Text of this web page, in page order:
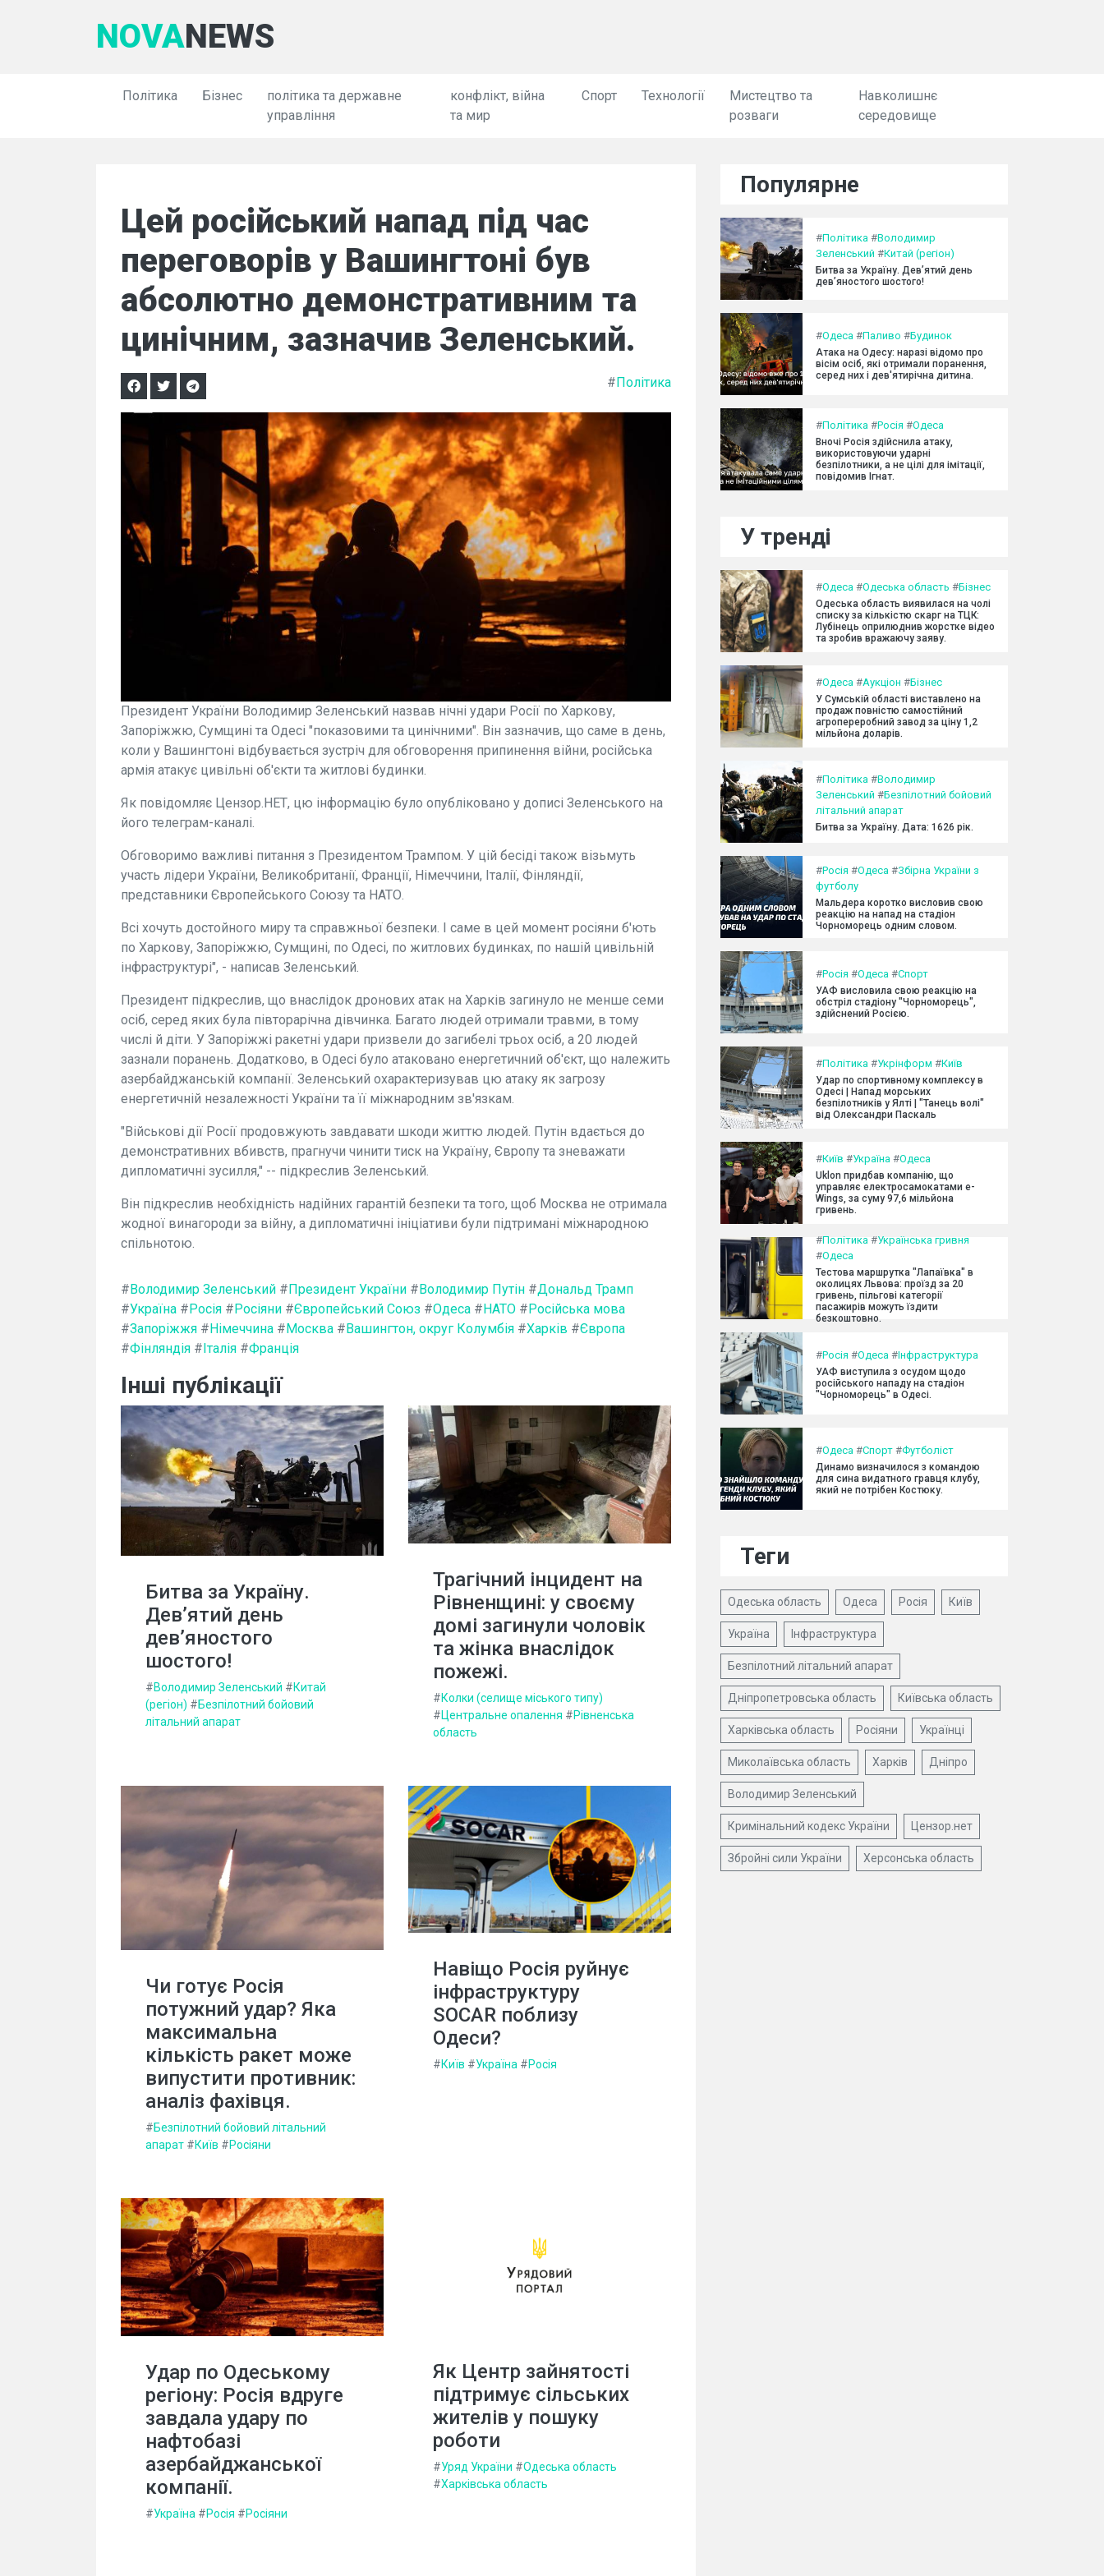
NOVANEWS
Політика Бізнес
політика та державне
управління
конфлікт, війна
та мир
Спорт Технології
Мистецтво та
розваги
Навколишнє
середовище
Цей російський напад під час
переговорів у Вашингтоні був
абсолютно демонстративним та
цинічним, зазначив Зеленський.
#Політика
Президент України Володимир Зеленський назвав нічні удари Росії по Харкову,
Запоріжжю, Сумщині та Одесі "показовими та цинічними". Він зазначив, що саме в день,
коли у Вашингтоні відбувається зустріч для обговорення припинення війни, російська
армія атакує цивільні об'єкти та житлові будинки.
Як повідомляє Цензор.НЕТ, цю інформацію було опубліковано у дописі Зеленського на
його телеграм-каналі.
Обговоримо важливі питання з Президентом Трампом. У цій бесіді також візьмуть
участь лідери України, Великобританії, Франції, Німеччини, Італії, Фінляндії,
представники Європейського Союзу та НАТО.
Всі хочуть достойного миру та справжньої безпеки. І саме в цей момент росіяни б'ють
по Харкову, Запоріжжю, Сумщині, по Одесі, по житлових будинках, по нашій цивільній
інфраструктурі", - написав Зеленський.
Президент підкреслив, що внаслідок дронових атак на Харків загинуло не менше семи
осіб, серед яких була півторарічна дівчинка. Багато людей отримали травми, в тому
числі й діти. У Запоріжжі ракетні удари призвели до загибелі трьох осіб, а 20 людей
зазнали поранень. Додатково, в Одесі було атаковано енергетичний об'єкт, що належить
азербайджанській компанії. Зеленський охарактеризував цю атаку як загрозу
енергетичній незалежності України та її міжнародним зв'язкам.
"Військові дії Росії продовжують завдавати шкоди життю людей. Путін вдається до
демонстративних вбивств, прагнучи чинити тиск на Україну, Європу та зневажати
дипломатичні зусилля," -- підкреслив Зеленський.
Він підкреслив необхідність надійних гарантій безпеки та того, щоб Москва не отримала
жодної винагороди за війну, а дипломатичні ініціативи були підтримані міжнародною
спільнотою.
#Володимир Зеленський #Президент України #Володимир Путін #Дональд Трамп
#Україна #Росія #Росіяни #Європейський Союз #Одеса #НАТО #Російська мова
#Запоріжжя #Німеччина #Москва #Вашингтон, округ Колумбія #Харків #Європа
#Фінляндія #Італія #Франція
Інші публікації
Битва за Україну.
Дев’ятий день
дев’яностого
шостого!
#Володимир Зеленський #Китай
(регіон) #Безпілотний бойовий
літальний апарат
Трагічний інцидент на
Рівненщині: у своєму
домі загинули чоловік
та жінка внаслідок
пожежі.
#Колки (селище міського типу)
#Центральне опалення #Рівненська
область
Чи готує Росія
потужний удар? Яка
максимальна
кількість ракет може
випустити противник:
аналіз фахівця.
#Безпілотний бойовий літальний
апарат #Київ #Росіяни
Навіщо Росія руйнує
інфраструктуру
SOCAR поблизу
Одеси?
#Київ #Україна #Росія
Удар по Одеському
регіону: Росія вдруге
завдала удару по
нафтобазі
азербайджанської
компанії.
#Україна #Росія #Росіяни
Як Центр зайнятості
підтримує сільських
жителів у пошуку
роботи
#Уряд України #Одеська область
#Харківська область
Популярне
#Політика #Володимир
Зеленський #Китай (регіон)
Битва за Україну. Дев’ятий день
дев’яностого шостого!
#Одеса #Паливо #Будинок
Атака на Одесу: наразі відомо про
вісім осіб, які отримали поранення,
серед них і дев'ятирічна дитина.
#Політика #Росія #Одеса
Вночі Росія здійснила атаку,
використовуючи ударні
безпілотники, а не цілі для імітації,
повідомив Ігнат.
У тренді
#Одеса #Одеська область #Бізнес
Одеська область виявилася на чолі
списку за кількістю скарг на ТЦК:
Лубінець оприлюднив жорстке відео
та зробив вражаючу заяву.
#Одеса #Аукціон #Бізнес
У Сумській області виставлено на
продаж повністю самостійний
агропереробний завод за ціну 1,2
мільйона доларів.
#Політика #Володимир
Зеленський #Безпілотний бойовий
літальний апарат
Битва за Україну. Дата: 1626 рік.
#Росія #Одеса #Збірна України з
футболу
Мальдера коротко висловив свою
реакцію на напад на стадіон
Чорноморець одним словом.
#Росія #Одеса #Спорт
УАФ висловила свою реакцію на
обстріл стадіону "Чорноморець",
здійснений Росією.
#Політика #Укрінформ #Київ
Удар по спортивному комплексу в
Одесі | Напад морських
безпілотників у Ялті | "Танець волі"
від Олександри Паскаль
#Київ #Україна #Одеса
Uklon придбав компанію, що
управляє електросамокатами e-
Wings, за суму 97,6 мільйона
гривень.
#Політика #Українська гривня
#Одеса
Тестова маршрутка "Лапаївка" в
околицях Львова: проїзд за 20
гривень, пільгові категорії
пасажирів можуть їздити
безкоштовно.
#Росія #Одеса #Інфраструктура
УАФ виступила з осудом щодо
російського нападу на стадіон
"Чорноморець" в Одесі.
#Одеса #Спорт #Футболіст
Динамо визначилося з командою
для сина видатного гравця клубу,
який не потрібен Костюку.
Теги
Одеська область Одеса Росія Київ
Україна Інфраструктура
Безпілотний літальний апарат
Дніпропетровська область Київська область
Харківська область Росіяни Українці
Миколаївська область Харків Дніпро
Володимир Зеленський
Кримінальний кодекс України Цензор.нет
Збройні сили України Херсонська область